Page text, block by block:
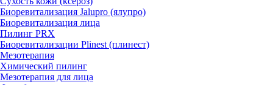
Биоревитализация Jalupro (ялупро)
Биоревитализация лица
Пилинг PRX
Биоревитализации Plinest (плинест)
Мезотерапия
Химический пилинг
Мезотерапия для лица